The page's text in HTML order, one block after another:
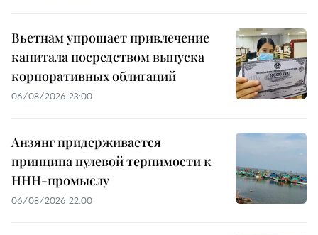
Вьетнам упрощает привлечение
капитала посредством выпуска
корпоративных облигаций
06/08/2026 23:00
Анзянг придерживается
принципа нулевой терпимости к
ННН-промыслу
06/08/2026 22:00